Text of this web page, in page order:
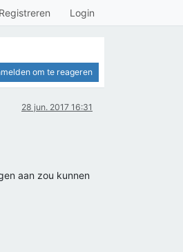
Registreren Login
om te reageren
28 jun. 2017 16:31
aan zou kunnen